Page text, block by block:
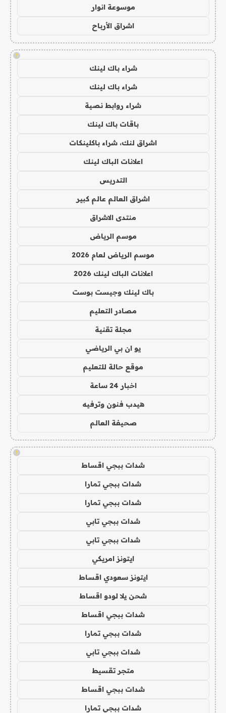
موسوعة انوار
اشراق الأرباح
!
شراء باك لينك
شراء باك لينك
شراء روابط نصية
باقات باك لينك
اشراق لنك، شراء باكلينكات
اعلانات الباك لينك
التدريس
اشراق العالم عالم كبير
منتدى الاشراق
موسم الرياض
موسم الرياض لعام 2026
اعلانات الباك لينك 2026
باك لينك وجيست بوست
مصادر التعليم
مجلة تقنية
يو ان بي الرياضي
موقع حالة للتعليم
اخبار 24 ساعة
هيدب فنون وترفيه
صحيفة العالم
!
شدات ببجي اقساط
شدات ببجي تمارا
شدات ببجي تمارا
شدات ببجي تابي
شدات ببجي تابي
ايتونز امريكي
ايتونز سعودي اقساط
شحن يلا لودو اقساط
شدات ببجي اقساط
شدات ببجي تمارا
شدات ببجي تابي
متجر تقسيط
شدات ببجي اقساط
شدات ببجي تمارا